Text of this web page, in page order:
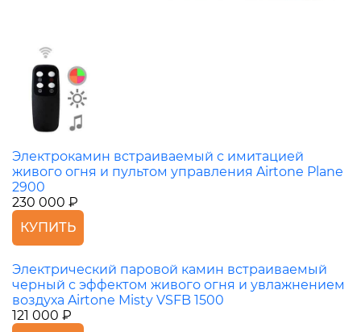
Электрокамин встраиваемый с имитацией
живого огня и пультом управления Airtone Plane
2900
230 000 ₽
КУПИТЬ
Электрический паровой камин встраиваемый
черный с эффектом живого огня и увлажнением
воздуха Airtone Misty VSFB 1500
121 000 ₽